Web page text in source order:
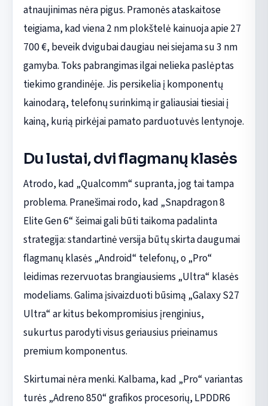
atnaujinimas nėra pigus. Pramonės ataskaitose
teigiama, kad viena 2 nm plokštelė kainuoja apie 27
700 €, beveik dvigubai daugiau nei siejama su 3 nm
gamyba. Toks pabrangimas ilgai nelieka paslėptas
tiekimo grandinėje. Jis persikelia į komponentų
kainodarą, telefonų surinkimą ir galiausiai tiesiai į
kainą, kurią pirkėjai pamato parduotuvės lentynoje.
Du lustai, dvi flagmanų klasės
Atrodo, kad „Qualcomm“ supranta, jog tai tampa
problema. Pranešimai rodo, kad „Snapdragon 8
Elite Gen 6“ šeimai gali būti taikoma padalinta
strategija: standartinė versija būtų skirta daugumai
flagmanų klasės „Android“ telefonų, o „Pro“
leidimas rezervuotas brangiausiems „Ultra“ klasės
modeliams. Galima įsivaizduoti būsimą „Galaxy S27
Ultra“ ar kitus bekompromisius įrenginius,
sukurtus parodyti visus geriausius prieinamus
premium komponentus.
Skirtumai nėra menki. Kalbama, kad „Pro“ variantas
turės „Adreno 850“ grafikos procesorių, LPDDR6